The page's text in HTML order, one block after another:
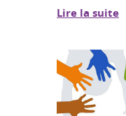
Lire la suite